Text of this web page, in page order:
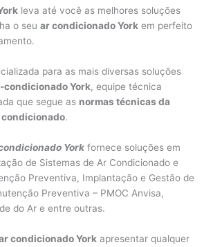
leva até você as melhores soluções
o seuar condicionado York em perfeito
para as mais diversas soluções
York, equipe técnica
que segue as normas técnicas da
condicionado.
York fornece soluções em
de Sistemas de Ar Condicionado e
Preventiva, Implantação e Gestão de
Preventiva – PMOC Anvisa,
do Ar e entre outras.
condicionado York apresentar qualquer